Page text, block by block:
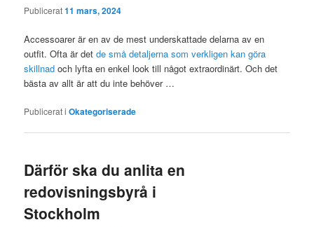
Publicerat11 mars, 2024
Accessoarer är en av de mest underskattade delarna av en
outfit. Ofta är detde små detaljerna som verkligen kan göra
skillnad och lyfta en enkel look till något extraordinärt. Och det
bästa av allt är att du inte behöver …
Publicerat i Okategoriserade
Därför ska du anlita en
redovisningsbyrå i
Stockholm